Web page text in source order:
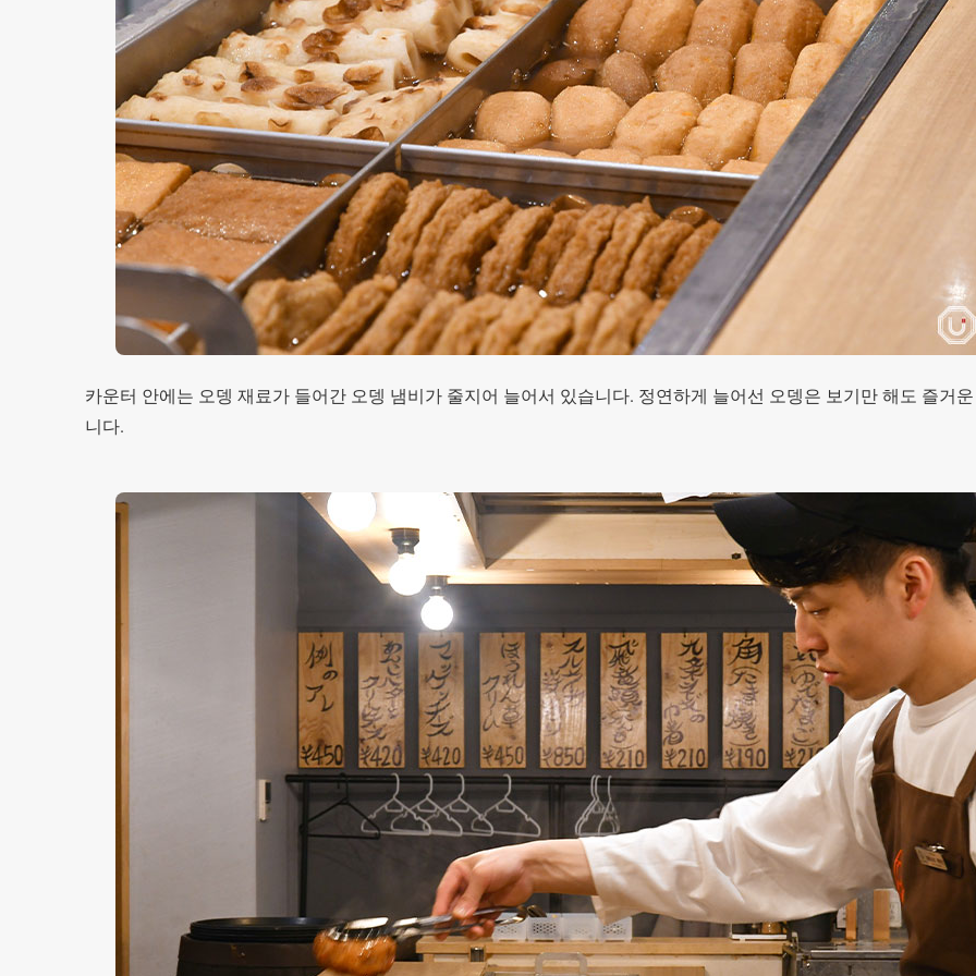
카운터 안에는 오뎅 재료가 들어간 오뎅 냄비가 줄지어 늘어서 있습니다. 정연하게 늘어선 오뎅은 보기만 해도 즐거
니다.